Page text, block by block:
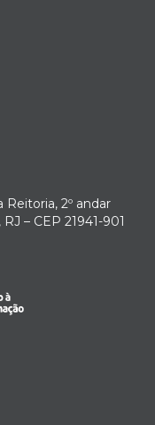
Reitoria, 2º andar
– CEP 21941-901